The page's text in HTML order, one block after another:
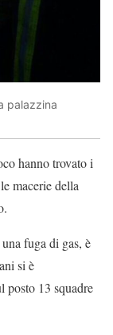
palazzina
hanno trovato i
macerie della
fuga di gas, è
si è
posto 13 squadre